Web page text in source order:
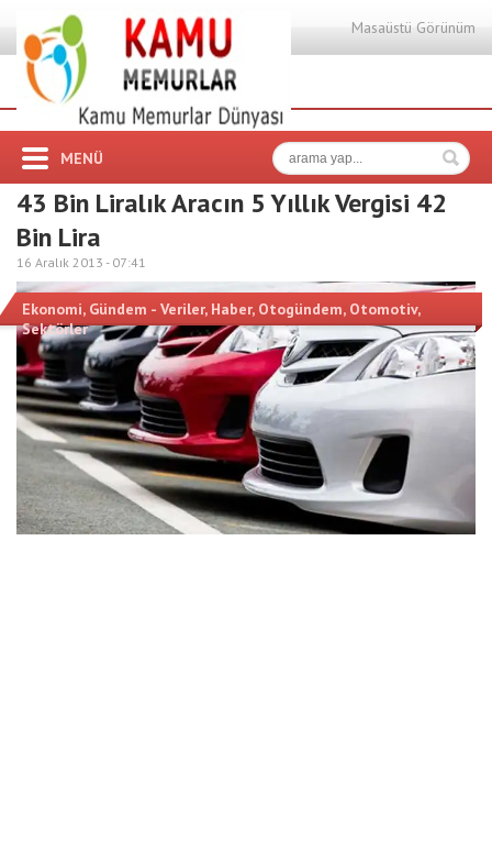
Masaüstü Görünüm
MENÜ
43 Bin Liralık Aracın 5 Yıllık Vergisi 42
Bin Lira
16 Aralık 2013 - 07:41
Ekonomi, Gündem - Veriler, Haber, Otogündem, Otomotiv,
Sektörler